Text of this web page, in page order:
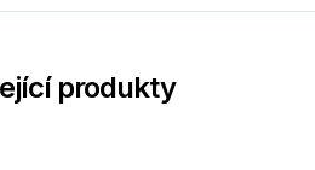
produkty